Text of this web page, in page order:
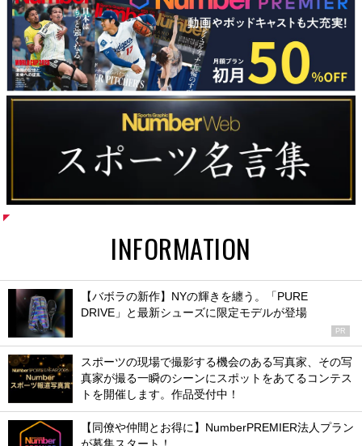
INFORMATION
【バボラの新作】NYの輝きを纏う。「PURE
DRIVE」と最新シューズに限定モデルが登場
PR
スポーツの現場で撮影する機会のある写真家、その写
真家が撮る一瞬のシーンにスポットをあてるコンテス
トを開催します。作品受付中！
【同僚や仲間とお得に】NumberPREMIER法人プラン